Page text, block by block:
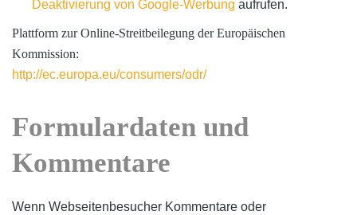
Deaktivierung von Google-Werbung aufrufen.
Plattform zur Online-Streitbeilegung der Europäischen
Kommission:
http://ec.europa.eu/consumers/odr/
Formulardaten und
Kommentare
Wenn Webseitenbesucher Kommentare oder